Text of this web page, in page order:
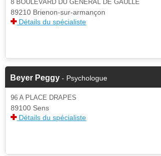
Si vous êtes ce membre, mettez à
jour ces informations sur votre
8 BOULEVARD DU GÉNÉRAL DE GAULLE
89210 Brienon-sur-armançon
Détails du spécialiste
Beyer Peggy - Psychologue
Cette fiche est la propriété
d'un membre.
jour ces informations sur votre
96 A PLACE DRAPES
89100 Sens
Détails du spécialiste